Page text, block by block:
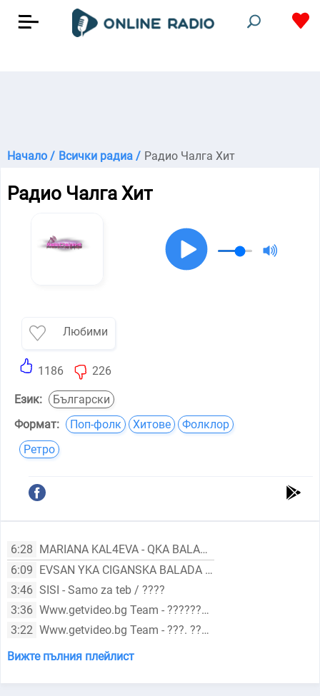
Начало / Всички радиа / Радио Чалга Хит
Радио Чалга Хит
Любими
1186 226
Език:
Български
Формат:
Поп-фолк Хитове
Фолклор
Ретро
6:28 MARIANA KAL4EVA - QKA BALADA
6:09 EVSAN YKA CIGANSKA BALADA OT SEZGIN F - 1
3:46 SISI - Samo za teb / ????
3:36 Www.getvideo.bg Team - ??????? ??????? ? ???. ???????
3:22 Www.getvideo.bg Team - ???. ??????
Вижте пълния плейлист